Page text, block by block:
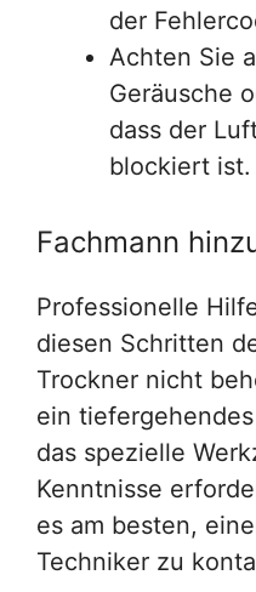
der
Achten Sie
Geräusche
dass der
blockiert ist.
Fachmann
Professionelle
diesen Schritten
Trockner nicht
ein
das spezielle
Kenntnisse
es am besten,
Techniker zu